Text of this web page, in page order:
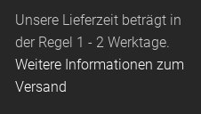
Unsere Lieferzeit beträgt in
der Regel 1 - 2 Werktage.
Weitere Informationen zum
Versand